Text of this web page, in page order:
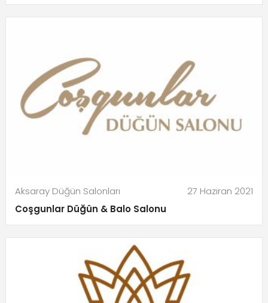
Aksaray Düğün Salonları
27 Haziran 2021
Coşgunlar Düğün & Balo Salonu